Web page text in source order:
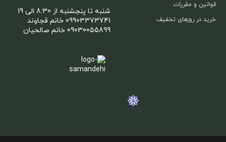
قوانین و مقررات
خرید در روزهای تخفیف
شنبه تا پنجشنبه از 8:30 الی 19
09903373741 خانم قجاوند
09030055899 خانم صالحیان